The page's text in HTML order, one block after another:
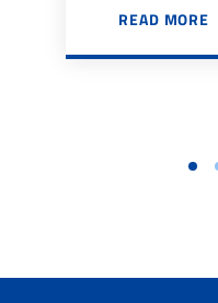
READ MORE